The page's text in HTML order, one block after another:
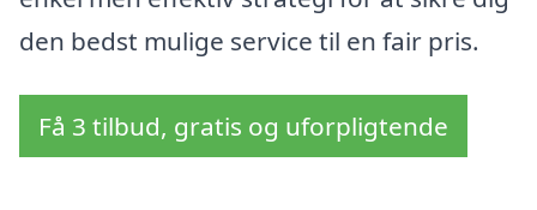
den bedst mulige service til en fair pris.
Få 3 tilbud, gratis og uforpligtende